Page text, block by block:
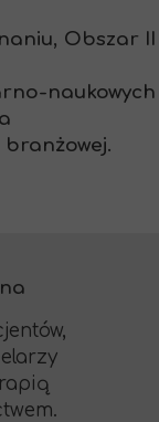
Obszar II
naukowych